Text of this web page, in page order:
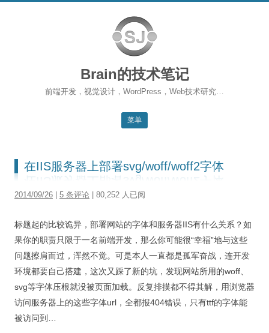
Brain的技术笔记
前端开发，视觉设计，WordPress，Web技术研究…
菜单
博客首页
WordPress
前端开发
SEO
视觉/交互设计
杂项研究
在IIS服务器上部署svg/woff/woff2字体
2014/09/26 5 条评论 | 80,252 人已阅
标题起的比较诡异，部署网站的字体和服务器IIS有什么关系？如
果你的职责只限于一名前端开发，那么你可能很“幸福”地与这些
问题擦肩而过，浑然不觉。可是本人一直都是孤军奋战，连开发
环境都要自己搭建，这次又踩了新的坑，发现网站所用的woff、
svg等字体压根就没被页面加载。反复排摸都不得其解，用浏览器
访问服务器上的这些字体url，全都报404错误，只有ttf的字体能
被访问到…